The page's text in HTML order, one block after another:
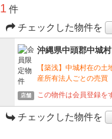
1 件
チェックした物件を
店舗
沖縄県中頭郡中城村
【築浅】中城村在の
産所有法人ごとの売買
この物件は会員登録を
チェックした物件を